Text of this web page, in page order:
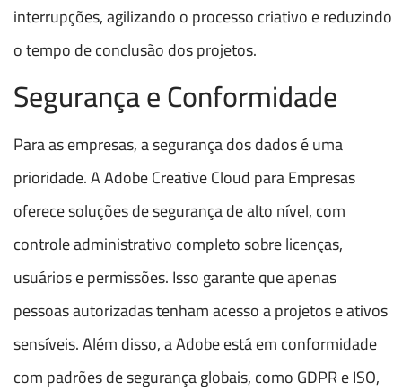
interrupções, agilizando o processo criativo e reduzindo
o tempo de conclusão dos projetos.
Segurança e Conformidade
Para as empresas, a segurança dos dados é uma
prioridade. A Adobe Creative Cloud para Empresas
oferece soluções de segurança de alto nível, com
controle administrativo completo sobre licenças,
usuários e permissões. Isso garante que apenas
pessoas autorizadas tenham acesso a projetos e ativos
sensíveis. Além disso, a Adobe está em conformidade
com padrões de segurança globais, como GDPR e ISO,